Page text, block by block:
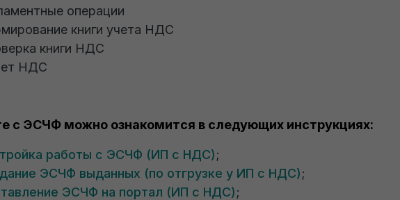
операции
книги учета НДС
книги НДС
НДС
с ЭСЧФ можно ознакомится в следующих инструкциях:
работы с ЭСЧФ (ИП с НДС);
ЭСЧФ выданных (по отгрузке у ИП с НДС);
ЭСЧФ на портал (ИП с НДС);